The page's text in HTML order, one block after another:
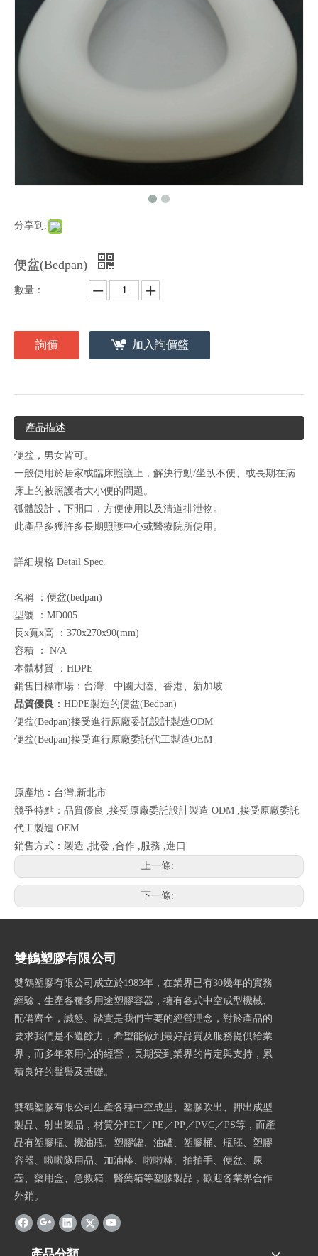
分享到:
便盆(Bedpan)
數量：
詢價 加入詢價籃
產品描述
便盆，男女皆可。
一般使用於居家或臨床照護上，解決行動/坐臥不便、或長期在病
床上的被照護者大小便的問題。
弧體設計，下開口，方便使用以及清道排泄物。
此產品多獲許多長期照護中心或醫療院所使用。
詳細規格 Detail Spec.
名稱 ：便盆(bedpan)
型號 ：MD005
長x寬x高 ：370x270x90(mm)
容積 ： N/A
本體材質 ：HDPE
銷售目標市場：台灣、中國大陸、香港、新加坡
品質優良 ：HDPE製造的便盆(Bedpan)
便盆(Bedpan)接受進行原廠委託設計製造ODM
便盆(Bedpan)接受進行原廠委託代工製造OEM
原產地：台灣,新北市
競爭特點：品質優良 ,接受原廠委託設計製造 ODM ,接受原廠委託
代工製造 OEM
銷售方式：製造 ,批發 ,合作 ,服務 ,進口
上一條:
下一條:
雙鶴塑膠有限公司
雙鶴塑膠有限公司成立於1983年，在業界已有30幾年的實務
經驗，生產各種多用途塑膠容器，擁有各式中空成型機械、
配備齊全，誠懇、踏實是我們主要的經營理念，對於產品的
要求我們是不遺餘力，希望能做到最好品質及服務提供給業
界，而多年來用心的經營，長期受到業界的肯定與支持，累
積良好的聲譽及基礎。
雙鶴塑膠有限公司生產各種中空成型、塑膠吹出、押出成型
製品、射出製品，材質分PET／PE／PP／PVC／PS等，而產
品有塑膠瓶、機油瓶、塑膠罐、油罐、塑膠桶、瓶胚、塑膠
容器、啦啦隊用品、加油棒、啦啦棒、拍拍手、便盆、尿
壺、藥用盒、急救箱、醫藥箱等塑膠製品，歡迎各業界合作
外銷。